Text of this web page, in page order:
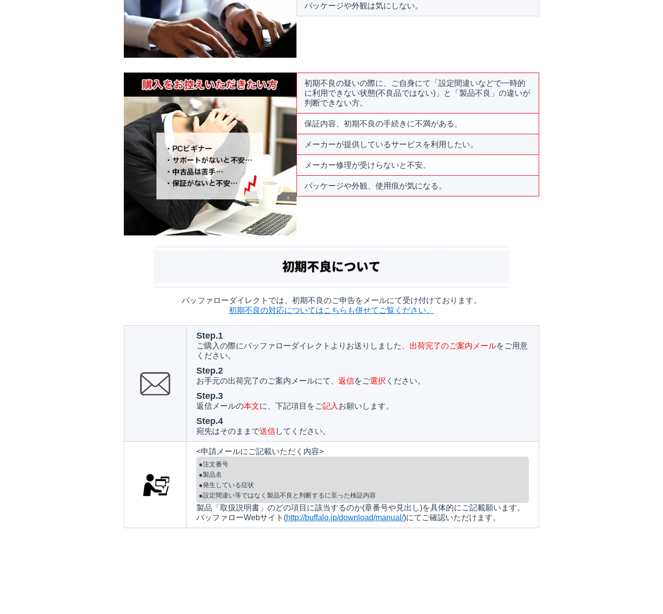
パッケージや外観は気にしない。
初期不良の疑いの際に、ご自身にて「設定間違いなどで一時的
に利用できない状態(不良品ではない)」と「製品不良」の違いが
判断できない方。
保証内容、初期不良の手続きに不満がある。
メーカーが提供しているサービスを利用したい。
メーカー修理が受けらないと不安。
パッケージや外観、使用痕が気になる。
バッファローダイレクトでは、初期不良のご申告をメールにて受け付けております。
初期不良の対応についてはこちらも併せてご覧ください。
Step.1
ご購入の際にバッファローダイレクトよりお送りしました、 出荷完了のご案内メールをご用意
ください。
Step.2
お手元の出荷完了のご案内メールにて、 返信をご選択 ください。
Step.3
返信メールの本文に、下記項目をご記入 お願いします。
Step.4
宛先はそのままで送信してください。
<申請メールにご記載いただく内容>
●注文番号
●製品名
●発生している症状
●設定間違い等ではなく製品不良と判断するに至った検証内容
製品「取扱説明書」のどの項目に該当するのか(章番号や見出し)を具体的にご記載願います。
バッファローWebサイト(http://buffalo.jp/download/manual/)にてご確認いただけます。